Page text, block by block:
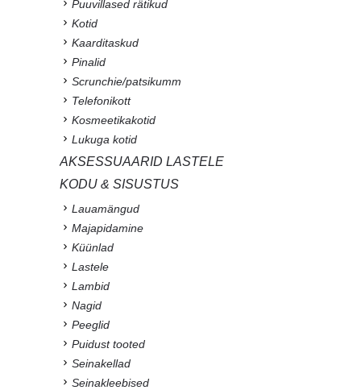
Puuvillased rätikud
Kotid
Kaarditaskud
Pinalid
Scrunchie/patsikumm
Telefonikott
Kosmeetikakotid
Lukuga kotid
AKSESSUAARID LASTELE
KODU & SISUSTUS
Lauamängud
Majapidamine
Küünlad
Lastele
Lambid
Nagid
Peeglid
Puidust tooted
Seinakellad
Seinakleebised